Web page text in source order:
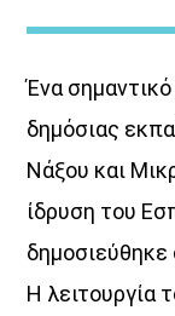
Ένα
δημόσιας
Νάξου και
ίδρυση του
Η λειτουργία